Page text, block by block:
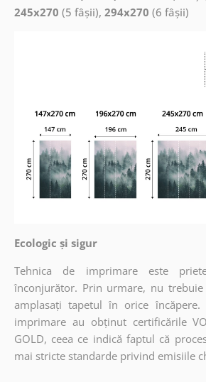
245x270 (5 fâșii), 294x270 (6 fâșii)
Ecologic și sigur
Tehnica de imprimare este
înconjurător. Prin urmare, nu
amplasați tapetul în orice
imprimare au obținut certificările
GOLD, ceea ce indică faptul că
mai stricte standarde privind emisiile